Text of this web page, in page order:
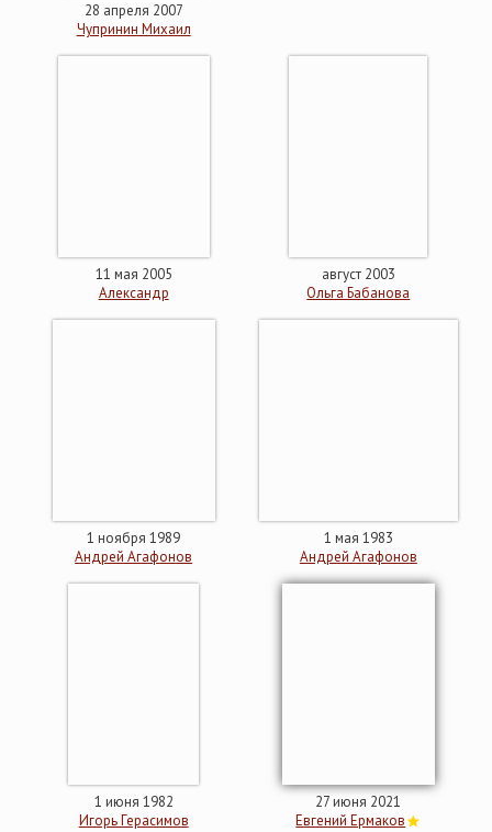
28 апреля 2007
Чупринин Михаил
11 мая 2005
Александр
август 2003
Ольга Бабанова
1 ноября 1989
Андрей Агафонов
1 мая 1983
Андрей Агафонов
1 июня 1982
Игорь Герасимов
27 июня 2021
Евгений Ермаков